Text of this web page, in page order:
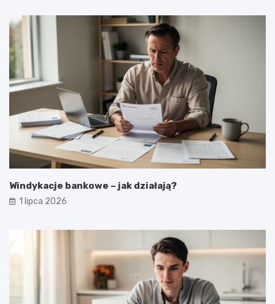
Windykacje bankowe – jak działają?
1 lipca 2026